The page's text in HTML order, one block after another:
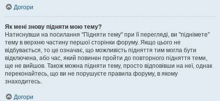
Догори
Як мені знову підняти мою тему?
Натиснувши на посилання "Підняти тему" при її перегляді, ви "піднімете"
тему в верхню частину першої сторінки форуму. Якщо цього не
відбувається, то це означає, що можливість підняття тим могла бути
відключена, або час, який повинен пройти до повторного підняття теми,
ще не вийшов. Також можна підняти тему, просто відповівши на неї, однак
переконайтесь, що ви не порушуєте правила форуму, в якому
знаходитесь.
Догори